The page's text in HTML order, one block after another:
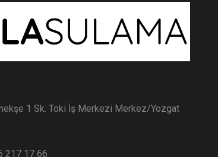
1 Sk. Toki İş Merkezi Merkez/Yozgat
217 17 66